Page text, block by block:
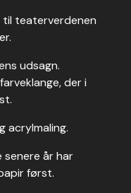
til teaterverdenen
udsagn.
der i
acrylmaling.
senere år har
først.